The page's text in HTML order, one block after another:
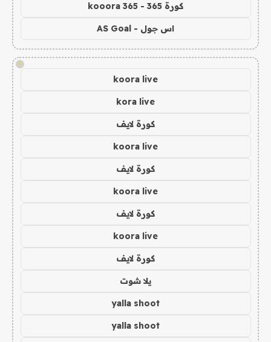
كورة 365 - kooora 365
اس جول - AS Goal
!
koora live
kora live
كورة لايف
koora live
كورة لايف
koora live
كورة لايف
koora live
كورة لايف
يلا شوت
yalla shoot
yalla shoot